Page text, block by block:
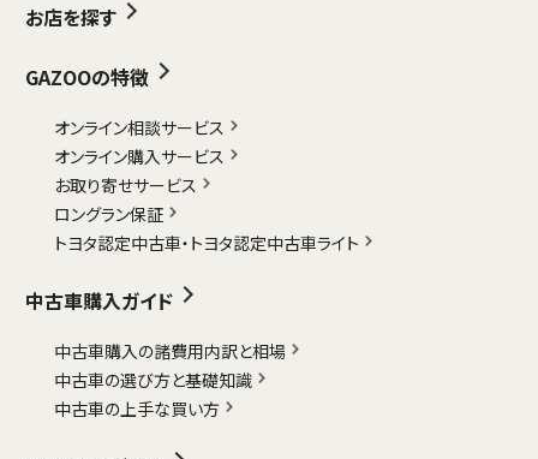
お店を探す
GAZOOの特徴
オンライン相談サービス
オンライン購入サービス
お取り寄せサービス
ロングラン保証
トヨタ認定中古車・ トヨタ認定中古車ライト
中古車購入ガイド
中古車購入の諸費用内訳と相場
中古車の選び方と基礎知識
中古車の上手な買い方